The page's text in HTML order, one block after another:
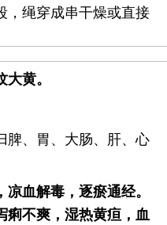
，绳穿成串干燥或直接
大黄。
脾、胃、大肠、肝、心
血解毒，逐瘀通经。
痢不爽，湿热黄疸，血